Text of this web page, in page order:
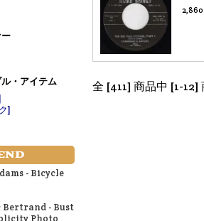
全 [411] 商品中 [1-
・アイテム
]
- Bicycle
Bertrand - Bust
Photo